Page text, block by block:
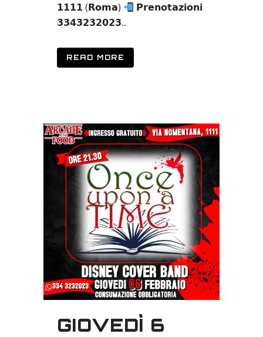
𝟭𝟭𝟭𝟭 (𝗥𝗼𝗺𝗮)
𝗣𝗿𝗲𝗻𝗼𝘁𝗮𝘇𝗶𝗼𝗻𝗶
𝟯𝟯𝟰𝟯𝟮𝟯𝟮𝟬𝟮𝟯...
READ MORE
GIOVEDÌ 6